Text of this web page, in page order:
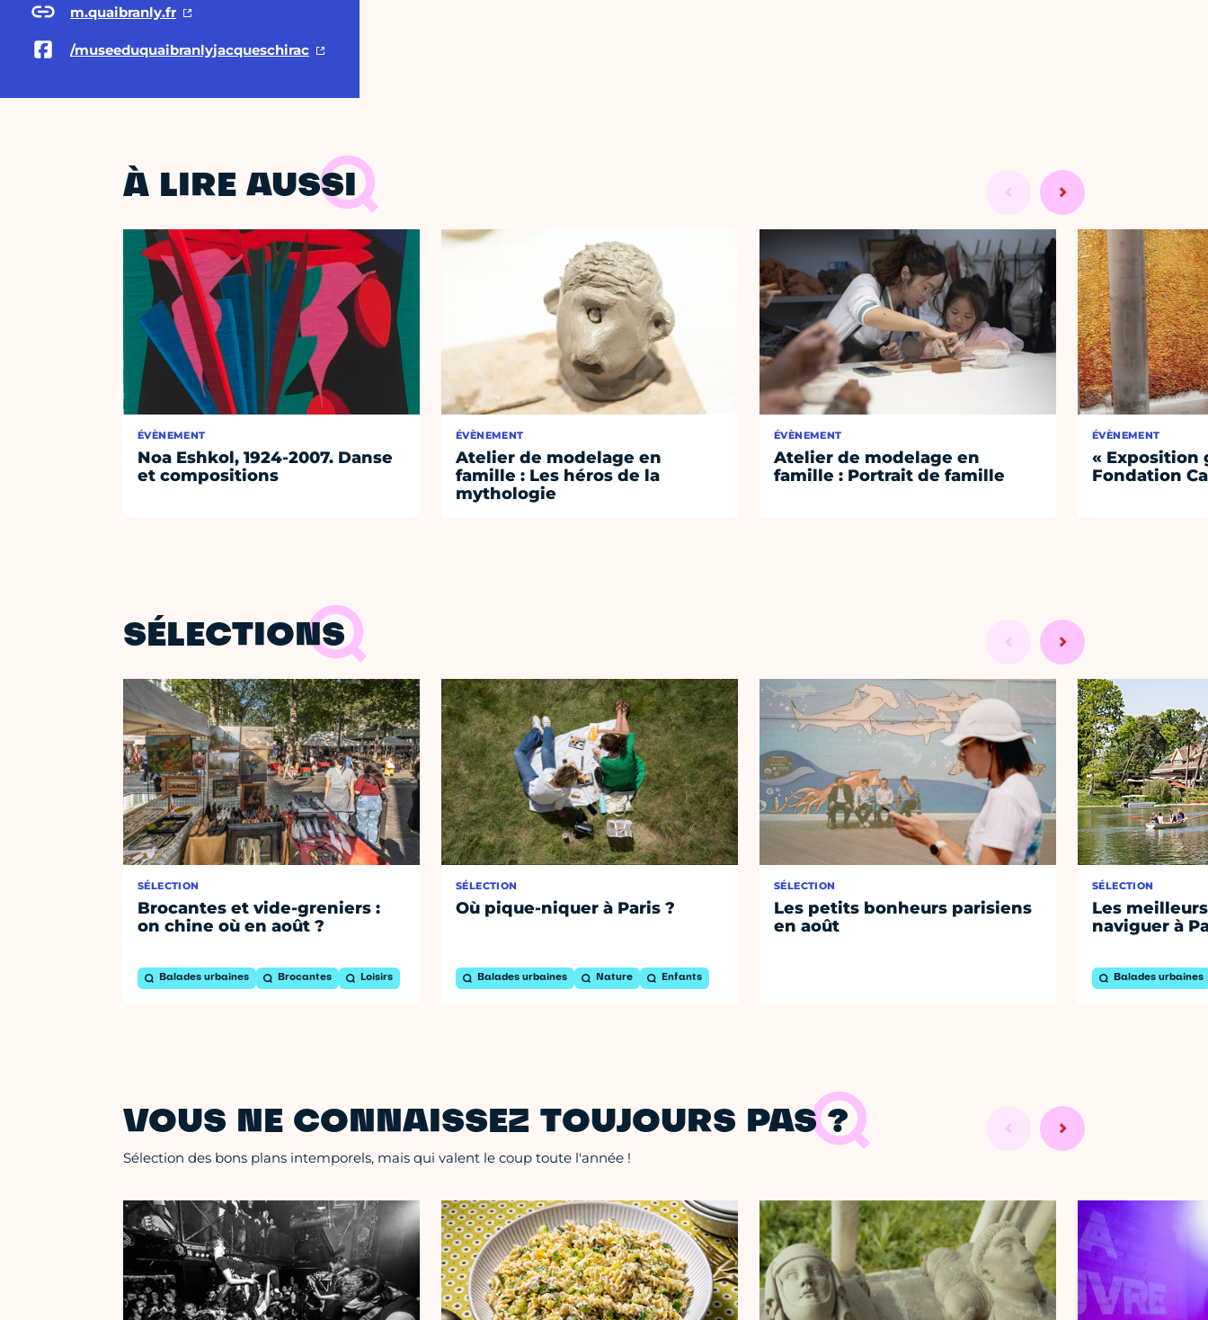
m.quaibranly.fr
/museeduquaibranlyjacqueschirac
À LIRE AUSSI
ÉVÈNEMENT
Noa Eshkol, 1924-2007. Danse
et compositions
ÉVÈNEMENT
Atelier de modelage en
famille : Les héros de la
mythologie
ÉVÈNEMENT
Atelier de modelage en
famille : Portrait de famille
ÉVÈNEMENT
« Exposition
Fondation
SÉLECTIONS
SÉLECTION
Brocantes et vide-greniers :
on chine où en août ?
Balades urbaines Brocantes Loisirs
SÉLECTION
Où pique-niquer à Paris ?
Balades urbaines Nature Enfants
SÉLECTION
Les petits bonheurs parisiens
en août
SÉLECTION
Les
naviguer à
Balades urbaines
VOUS NE CONNAISSEZ TOUJOURS PAS ?
Sélection des bons plans intemporels, mais qui valent le coup toute l'année !